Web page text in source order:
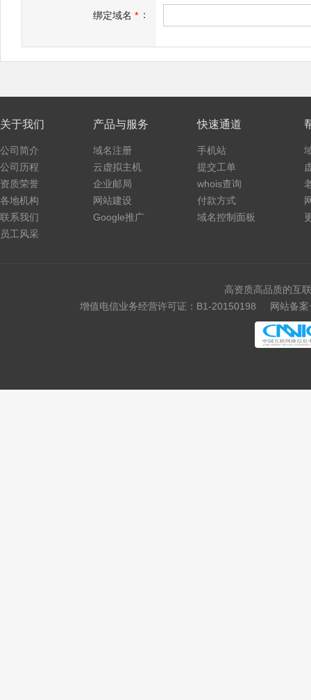
绑定域名 * ：
关于我们
公司简介
公司历程
资质荣誉
各地机构
联系我们
员工风采
产品与服务
域名注册
云虚拟主机
企业邮局
网站建设
Google推广
快速通道
手机站
提交工单
whois查询
付款方式
域名控制面板
高资质高品质的互
增值电信业务经营许可证：B1-20150198
网站备